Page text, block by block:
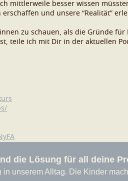
mittlerweile besser wissen
und unsere “Realität”
zu schauen, als die Gründe
teile ich mit Dir in der aktuellen